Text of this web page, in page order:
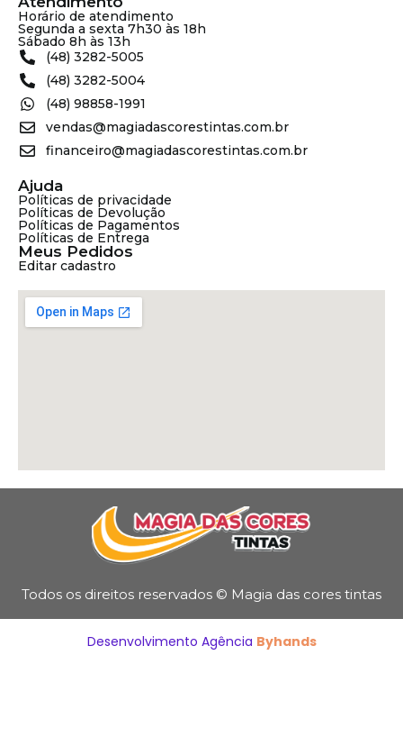
Horário de atendimento
Segunda a sexta 7h30 às 18h
Sábado 8h às 13h
(48) 3282-5005
(48) 3282-5004
(48) 98858-1991
vendas@magiadascorestintas.com.br
financeiro@magiadascorestintas.com.br
Ajuda
Políticas de privacidade
Políticas de Devolução
Políticas de Pagamentos
Políticas de Entrega
Meus Pedidos
Editar cadastro
Todos os direitos reservados © Magia das cores tintas
Desenvolvimento Agência Byhands